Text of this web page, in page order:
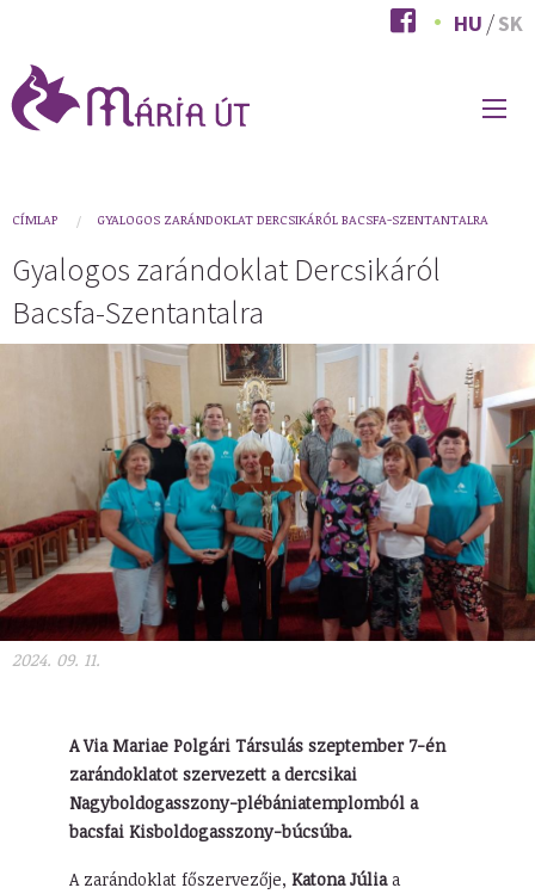
tartalomra
HU SK
You
are
here
CÍMLAP GYALOGOS ZARÁNDOKLAT DERCSIKÁRÓL BACSFA-SZENTANTALRA
Gyalogos zarándoklat Dercsikáról
Bacsfa-Szentantalra
2024. 09. 11.
A Via Mariae Polgári Társulás szeptember 7-én
zarándoklatot szervezett a dercsikai
Nagyboldogasszony-plébániatemplomból a
bacsfai Kisboldogasszony-búcsúba.
A zarándoklat főszervezője, Katona Júliaa